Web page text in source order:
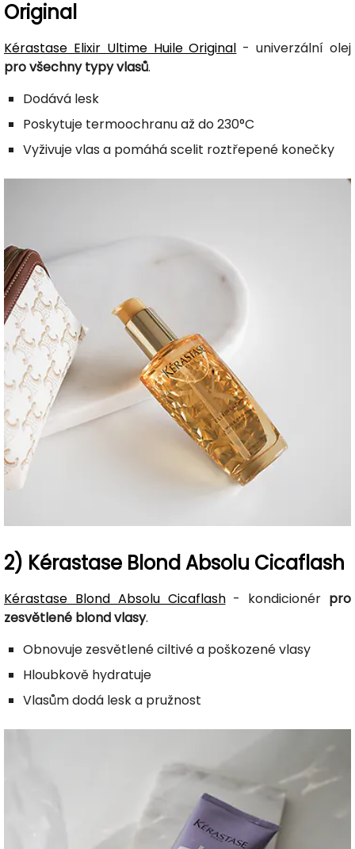
Original
Kérastase Elixir Ultime Huile Original - univerzální olej
pro všechny typy vlasů.
Dodává lesk
Poskytuje termoochranu až do 230°C
Vyživuje vlas a pomáhá scelit roztřepené konečky
2) Kérastase Blond Absolu Cicaflash
Kérastase Blond Absolu Cicaflash- kondicionér pro
zesvětlené blond vlasy.
Obnovuje zesvětlené ciltivé a poškozené vlasy
Hloubkově hydratuje
Vlasům dodá lesk a pružnost